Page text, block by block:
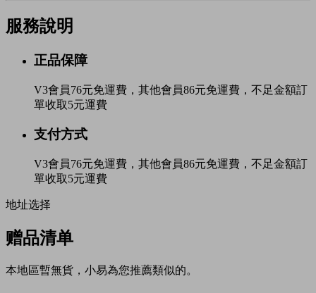
服務說明
正品保障
V3會員76元免運費，其他會員86元免運費，不足金額訂
單收取5元運費
支付方式
V3會員76元免運費，其他會員86元免運費，不足金額訂
單收取5元運費
地址选择
赠品清单
本地區暫無貨，小易為您推薦類似的。